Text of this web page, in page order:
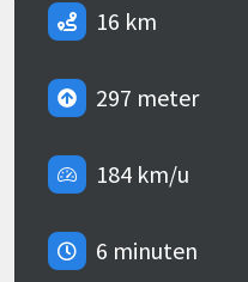
16 km
297 meter
184 km/u
6 minuten